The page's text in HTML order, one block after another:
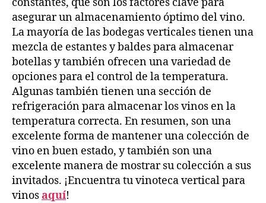
asegurar un almacenamiento óptimo del vino.
La mayoría de las bodegas verticales tienen una
mezcla de estantes y baldes para almacenar
botellas y también ofrecen una variedad de
opciones para el control de la temperatura.
Algunas también tienen una sección de
refrigeración para almacenar los vinos en la
temperatura correcta. En resumen, son una
excelente forma de mantener una colección de
vino en buen estado, y también son una
excelente manera de mostrar su colección a sus
invitados. ¡Encuentra tu vinoteca vertical para
vinosaquí!